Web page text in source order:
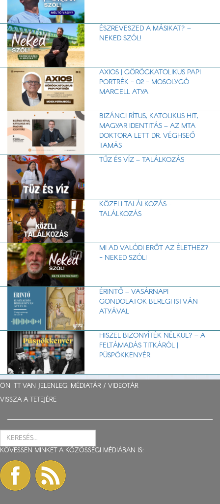
ÉSZREVESZED A MÁSIKAT? –
NEKED SZÓL!
AXIOS | GÖRÖGKATOLIKUS PAPI
PORTRÉK - 02 - MOSOLYGÓ
MARCELL ATYA
BIZÁNCI RÍTUS, KATOLIKUS HIT,
MAGYAR IDENTITÁS – AZ MTA
DOKTORA LETT DR. VÉGHSEŐ
TAMÁS
TŰZ ÉS VÍZ – TALÁLKOZÁS
KÖZELI TALÁLKOZÁS -
TALÁLKOZÁS
MI AD VALÓDI ERŐT AZ ÉLETHEZ?
- NEKED SZÓL!
ÉRINTŐ – VASÁRNAPI
GONDOLATOK BEREGI ISTVÁN
ATYÁVAL
HISZEL BIZONYÍTÉK NÉLKÜL? – A
FELTÁMADÁS TITKÁRÓL |
PÜSPÖKKENYÉR
ÖN ITT VAN JELENLEG: MÉDIATÁR / VIDEOTÁR
VISSZA A TETEJÉRE
KÖVESSEN MINKET A KÖZÖSSÉGI MÉDIÁBAN IS: